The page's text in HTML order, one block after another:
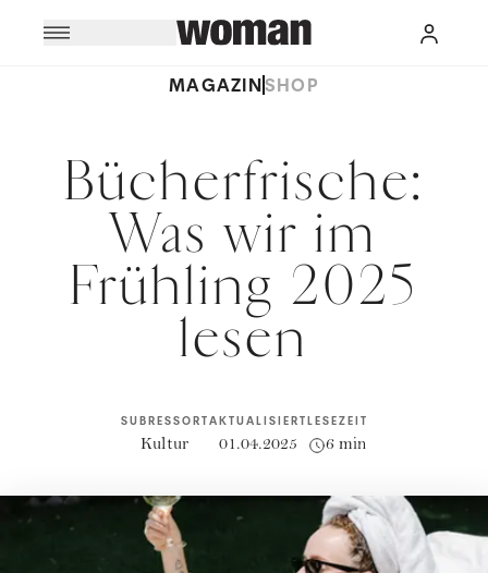
MAGAZINSHOP
Bücherfrische:
Was wir im
Frühling 2025
lesen
SUBRESSORT
Kultur
AKTUALISIERT
01.04.2025
LESEZEIT
6 min